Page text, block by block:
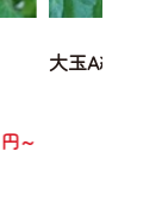
円～
大玉A級